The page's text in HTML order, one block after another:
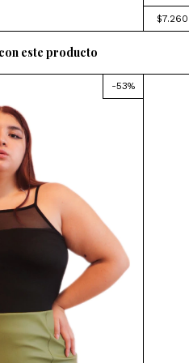
$7.260
este producto
-53%